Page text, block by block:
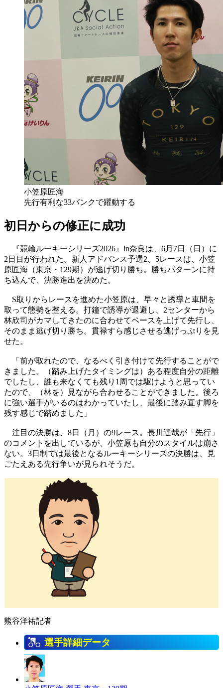
小笠原匠海
先行有利な33バンクで躍動する
初日からの修正に成功
『競輪ルーキーシリーズ2026』in奈良は、6月7日（日）に
2日目が行われた。新人アドバンス予選2、5レースは、小笠
原匠海（東京・129期）が逃げ切り勝ち。勝ちパターンに持
ち込んで、決勝進出を決めた。
S取りからレースを進めた小笠原は、早々と誘導と車間を
取って態勢を整える。打鐘で誘導が退避し、2センターから
林欣司がカマしてきたのに合わせてペースを上げて先行し、
そのまま逃げ切り勝ち。貫禄すら感じさせる逃げっぷりを見
せた。
「前が取れたので、なるべく引き付けて先行することがで
きました。（踏み上げたタイミングは）ある程度自分の距離
でしたし、誰も来なくても残り1周では駆けようと思ってい
たので、（林を）見ながら合わせることができました。後ろ
に強い選手がいるのはわかっていたし、最後に踏み直す脚を
残す感じで踏めました」
注目の決勝は、8日（月）の9レース。長川達哉が「先行」
のコメントを出しているが、小笠原も自分のスタイルは崩さ
ない。3日制では最後となるルーキーシリーズの決勝は、見
ごたえある先行争いが見られそうだ。
熊谷洋祐記者
選手詳細データ